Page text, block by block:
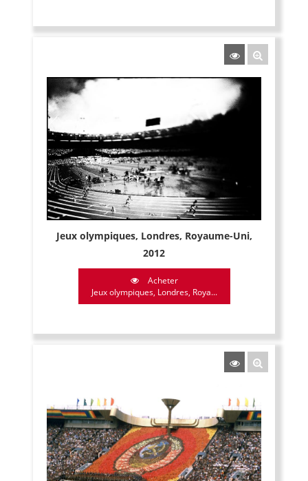
Jeux olympiques, Londres, Royaume-Uni,
2012
Acheter
Jeux olympiques, Londres, Roya...